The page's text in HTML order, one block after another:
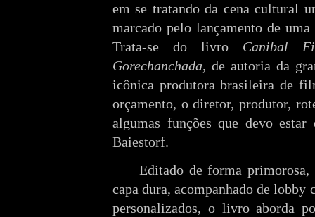
em se tratando da cena cultural
marcado pelo lançamento de
Trata-se do livro Canibal
Gorechanchada, de autoria da
icônica produtora brasileira de
orçamento, o diretor, produtor,
algumas funções que devo estar
Baiestorf.
Editado de forma
capa dura, acompanhado de lobby
personalizados, o livro aborda